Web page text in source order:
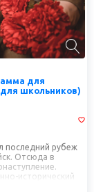
для
школьников)
последний рубеж
Отсюда в
исторический